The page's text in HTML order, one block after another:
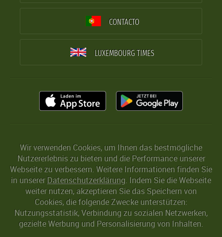
CONTACTO
LUXEMBOURG TIMES
Wir verwenden Cookies, um Ihnen das bestmögliche
Nutzererlebnis zu bieten und die Performance unserer
Webseite zu verbessern. Weitere Informationen finden Sie
in unserer Datenschutzerklärung. Indem Sie die Webseite
weiter nutzen, akzeptieren Sie das Speichern von
Cookies, die folgende Zwecke unterstützen:
Nutzungsstatistik, Verbindung zu sozialen Netzwerken,
gezielte Werbung und Personalisierung von Inhalten.